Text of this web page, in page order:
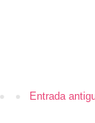
Entrada